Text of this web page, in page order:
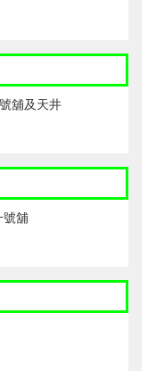
舖及天井
號舖